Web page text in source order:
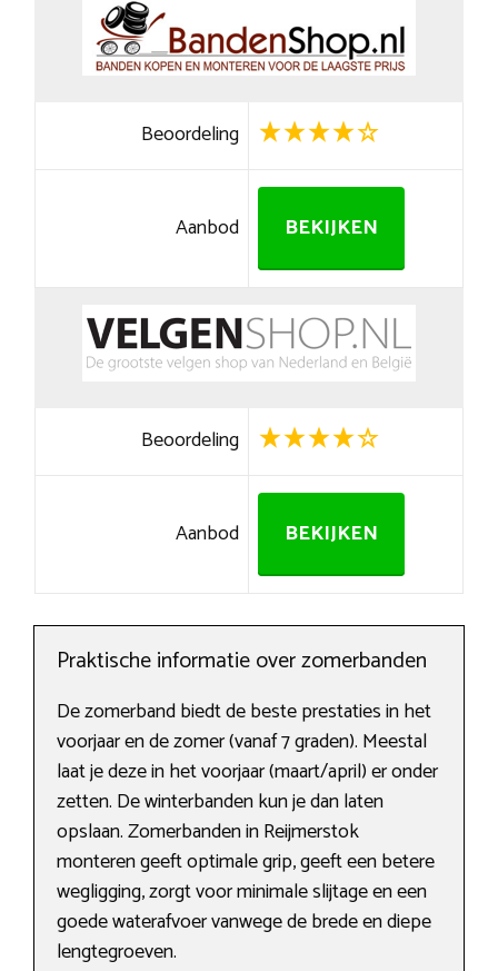
Beoordeling
Aanbod BEKIJKEN
Beoordeling
Aanbod BEKIJKEN
Praktische informatie over zomerbanden
De zomerband biedt de beste prestaties in het
voorjaar en de zomer (vanaf 7 graden). Meestal
laat je deze in het voorjaar (maart/april) er onder
zetten. De winterbanden kun je dan laten
opslaan. Zomerbanden in Reijmerstok
monteren geeft optimale grip, geeft een betere
wegligging, zorgt voor minimale slijtage en een
goede waterafvoer vanwege de brede en diepe
lengtegroeven.